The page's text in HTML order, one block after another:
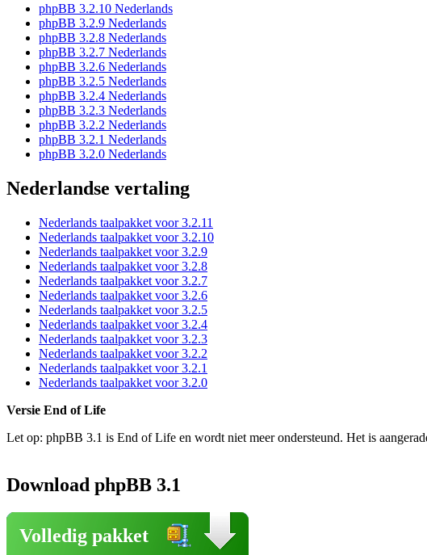
phpBB 3.2.10 Nederlands
phpBB 3.2.9 Nederlands
phpBB 3.2.8 Nederlands
phpBB 3.2.7 Nederlands
phpBB 3.2.6 Nederlands
phpBB 3.2.5 Nederlands
phpBB 3.2.4 Nederlands
phpBB 3.2.3 Nederlands
phpBB 3.2.2 Nederlands
phpBB 3.2.1 Nederlands
phpBB 3.2.0 Nederlands
Nederlandse vertaling
Nederlands taalpakket voor 3.2.11
Nederlands taalpakket voor 3.2.10
Nederlands taalpakket voor 3.2.9
Nederlands taalpakket voor 3.2.8
Nederlands taalpakket voor 3.2.7
Nederlands taalpakket voor 3.2.6
Nederlands taalpakket voor 3.2.5
Nederlands taalpakket voor 3.2.4
Nederlands taalpakket voor 3.2.3
Nederlands taalpakket voor 3.2.2
Nederlands taalpakket voor 3.2.1
Nederlands taalpakket voor 3.2.0
Versie End of Life
Let op: phpBB 3.1 is End of Life en wordt niet meer ondersteund. Het is
Download phpBB 3.1
Volledig pakket